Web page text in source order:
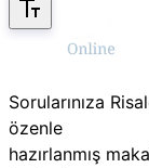
Sorularınıza
özenle
hazırlanmış